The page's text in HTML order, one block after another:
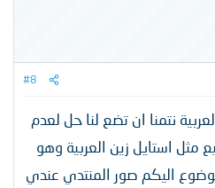
#8
نتمنا ان تضع لنا حل لعدم
مثل استايل زين العربية وهو
اليكم صور المنتدي عندي